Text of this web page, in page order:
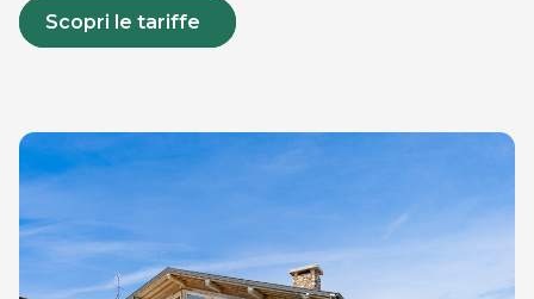
Scopri le tariffe